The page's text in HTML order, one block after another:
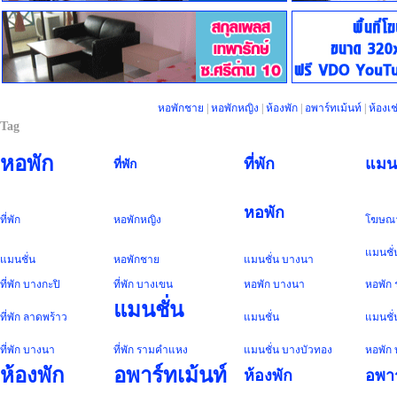
หอพักชาย |หอพักหญิง |ห้องพัก อพาร์ทเม้นท์ |ห้องเ
Tag
หอพัก ที่พัก ที่พัก แม
ที่พัก หอพักหญิง หอพัก โฆษณ
แมนชั่น หอพักชาย แมนชั่น บางนา
แมนชั่
ที่พัก บางกะปิ ที่พัก บางเขน หอพัก บางนา หอพัก
ที่พัก ลาดพร้าว แมนชั่น แมนชั่น แมนชั่
ที่พัก บางนา ที่พัก รามคำแหง แมนชั่น บางบัวทอง หอพัก
ห้องพัก อพาร์ทเม้นท์ ห้องพัก อพ